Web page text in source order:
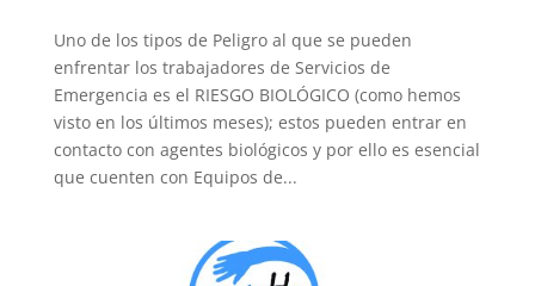
Uno de los tipos de Peligro al que se pueden
enfrentar los trabajadores de Servicios de
Emergencia es el RIESGO BIOLÓGICO (como hemos
visto en los últimos meses); estos pueden entrar en
contacto con agentes biológicos y por ello es esencial
que cuenten con Equipos de...